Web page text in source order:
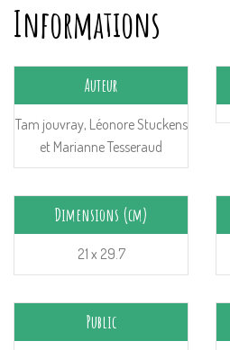
Informations
Auteur
Tam jouvray, Léonore Stuckens
et Marianne Tesseraud
Dimensions (cm)
21 x 29.7
Public